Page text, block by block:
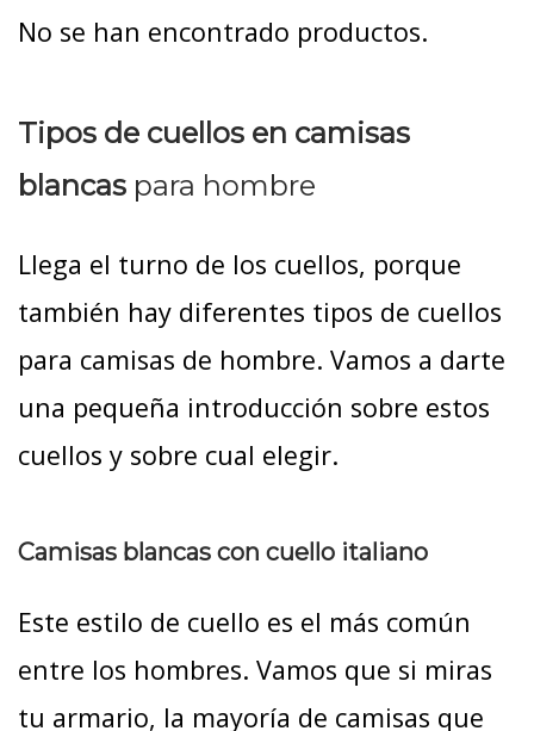
No se han encontrado productos.
Tipos de cuellos en camisas
blancas para hombre
Llega el turno de los cuellos, porque
también hay diferentes tipos de cuellos
para camisas de hombre. Vamos a darte
una pequeña introducción sobre estos
cuellos y sobre cual elegir.
Camisas blancas con cuello italiano
Este estilo de cuello es el más común
entre los hombres. Vamos que si miras
tu armario, la mayoría de camisas que